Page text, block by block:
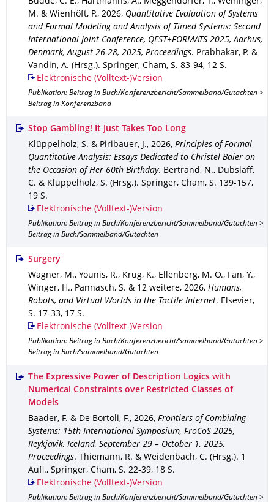
M. & Wienhöft, P., 2026, Quantitative Evaluation of Systems
and Formal Modeling and Analysis of Timed Systems: Second
International Joint Conference, QEST+FORMATS 2025, Aarhus,
Denmark, August 26-28, 2025, Proceedings. Prabhakar, P. &
Vandin, A. (Hrsg.). Springer, Cham, S. 83-94, 12 S.
Elektronische (Volltext-)Version
Publikation: Beitrag in Buch/Konferenzbericht/Sammelband/Gutachten >
Beitrag in Konferenzband
Stop Gambling! It Just Takes Too Long
Klüppelholz, S. & Piribauer, J., 2026, Principles of Formal
Quantitative Analysis: Essays Dedicated to Christel Baier on
the Occasion of Her 60th Birthday. Bertrand, N., Dubslaff,
C. & Klüppelholz, S. (Hrsg.). Springer, Cham, S. 139-157,
19 S.
Elektronische (Volltext-)Version
Publikation: Beitrag in Buch/Konferenzbericht/Sammelband/Gutachten >
Beitrag in Buch/Sammelband/Gutachten
Surgery
Wagner, M., Younis, R., Krug, K., Ellenberg, M. O., Fan, Y.,
Winger, H., Pannasch, S. & 12 weitere, 2026, Humans,
Robots, and Virtual Worlds in the Tactile Internet. Elsevier,
S. 17-33, 17 S.
Elektronische (Volltext-)Version
Publikation: Beitrag in Buch/Konferenzbericht/Sammelband/Gutachten >
Beitrag in Buch/Sammelband/Gutachten
The Expressive Power of Description Logics with
Numerical Constraints over Restricted Classes of
Models
Baader, F. & De Bortoli, F., 2026, Frontiers of Combining
Systems: 15th International Symposium, FroCoS 2025,
Reykjavik, Iceland, September 29 – October 1, 2025,
Proceedings. Thiemann, R. & Weidenbach, C. (Hrsg.). 1
Aufl., Springer, Cham, S. 22-39, 18 S.
Elektronische (Volltext-)Version
Publikation: Beitrag in Buch/Konferenzbericht/Sammelband/Gutachten >